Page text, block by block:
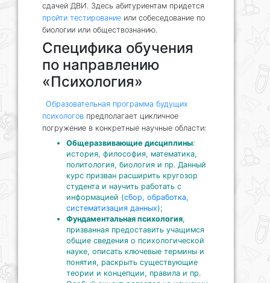
сдачей ДВИ. Здесь абитуриентам придется
пройти тестирование или собеседование по
биологии или обществознанию.
Специфика обучения
по направлению
«Психология»
Образовательная программа будущих
психологов предполагает цикличное
погружение в конкретные научные области:
Общеразвивающие дисциплины:
история, философия, математика,
политология, биология и пр. Данный
курс призван расширить кругозор
студента и научить работать с
информацией (сбор, обработка,
систематизация данных);
Фундаментальная психология,
призванная предоставить учащимся
общие сведения о психологической
науке, описать ключевые термины и
понятия, раскрыть существующие
теории и концепции, правила и пр.